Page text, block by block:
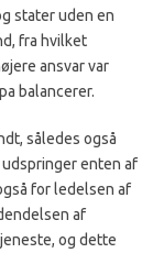
stater uden en
fra hvilket
ansvar var
balancerer.
således også
enten af
for ledelsen af
af
og dette